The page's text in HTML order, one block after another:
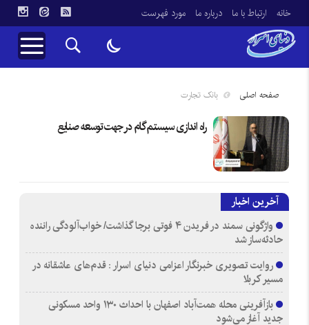
خانه ارتباط با ما درباره ما مورد فهرست
صفحه اصلی بانک تجارت
راه اندازی سیستم گام در جهت توسعه صنایع
آخرین اخبار
واژگونی سمند در فریدن ۴ فوتی برجا گذاشت/ خواب‌آلودگی راننده
حادثه‌ساز شد
روایت تصویری خبرنگار اعزامی دنیای اسرار : قدم‌های عاشقانه در
مسیر کربلا
بازآفرینی محله همت‌آباد اصفهان با احداث ۱۳۰ واحد مسکونی
جدید آغاز می‌شود